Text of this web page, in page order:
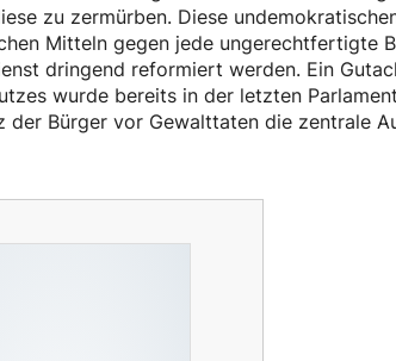
zu zermürben. Diese
Mitteln gegen jede ungerechtfertigte
dringend reformiert werden. Ein
wurde bereits in der letzten
der Bürger vor Gewalttaten die zentrale